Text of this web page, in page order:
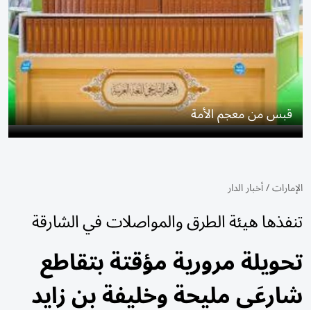
قبس من معجم الأمة
الإمارات/أخبار الدار
تنفذها هيئة الطرق والمواصلات في الشارقة
تحويلة مرورية مؤقتة بتقاطع
شارعَي مليحة وخليفة بن زايد